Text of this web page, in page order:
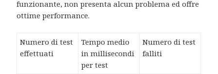
funzionante, non presenta alcun problema ed offre
ottime performance.
Numero di test
effettuati
Tempo medio
in millisecondi
per test
Numero di test
falliti